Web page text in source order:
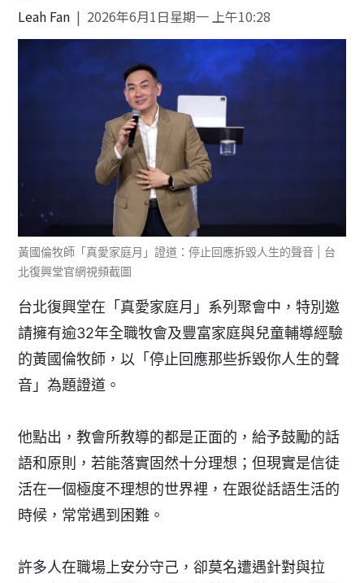
Leah Fan 2026年6月1日星期一 上午10:28
黃國倫牧師「真愛家庭月」證道：停止回應拆毀人生的聲音 | 台
北復興堂官網視頻截圖
台北復興堂在「真愛家庭月」系列聚會中，特別邀
請擁有逾32年全職牧會及豐富家庭與兒童輔導經驗
的黃國倫牧師，以「停止回應那些拆毀你人生的聲
音」為題證道。
他點出，教會所教導的都是正面的，給予鼓勵的話
語和原則，若能落實固然十分理想；但現實是信徒
活在一個極度不理想的世界裡，在跟從話語生活的
時候，常常遇到困難。
許多人在職場上安分守己，卻莫名遭遇針對與拉